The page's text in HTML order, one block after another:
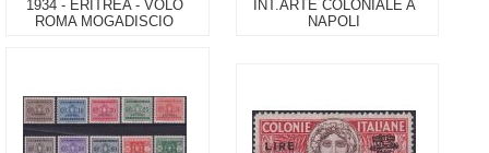
1934 - ERITREA - VOLO
ROMA MOGADISCIO
INT.ARTE COLONIALE A
NAPOLI